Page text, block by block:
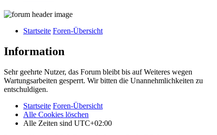
Startseite Foren-Übersicht
Information
Sehr geehrte Nutzer, das Forum bleibt bis auf Weiteres wegen
Wartungsarbeiten gesperrt. Wir bitten die Unannehmlichkeiten zu
entschuldigen.
Startseite Foren-Übersicht
Alle Cookies löschen
Alle Zeiten sind UTC+02:00